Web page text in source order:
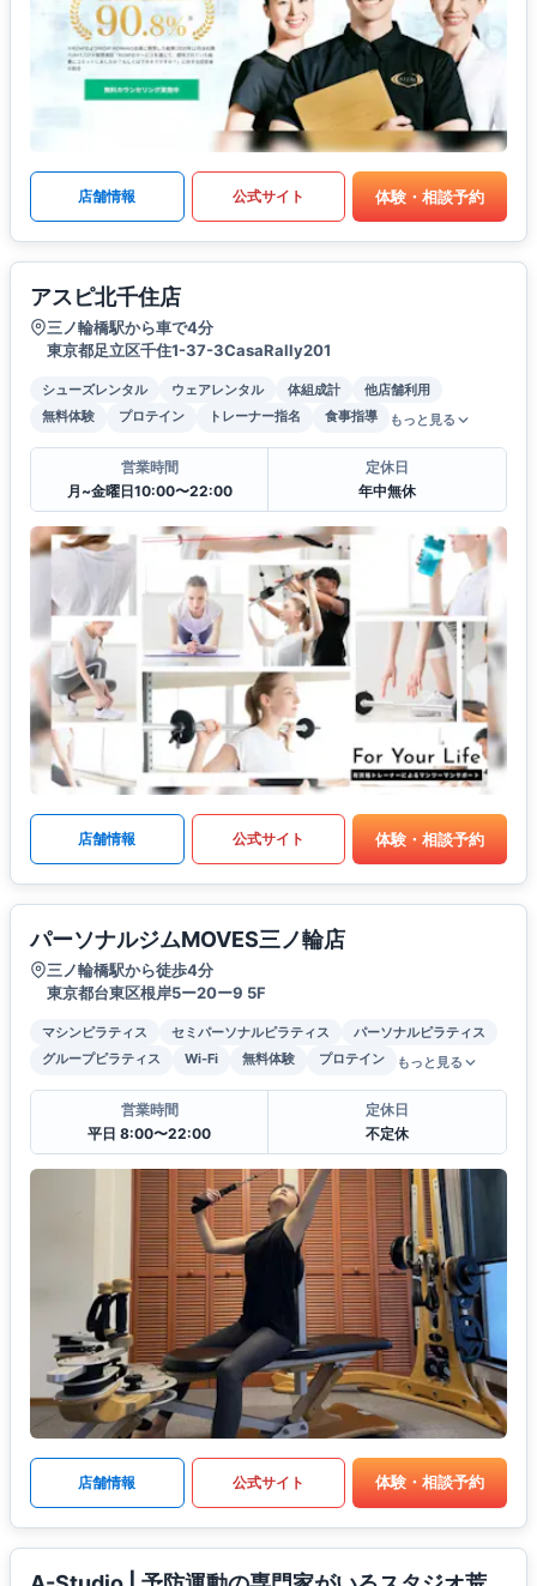
店舗情報 公式サイト 体験・相談予約
アスピ北千住店
三ノ輪橋駅から車で4分
東京都足立区千住1-37-3CasaRally201
シューズレンタル ウェアレンタル 体組成計
他店舗利用
無料体験
プロテイン トレーナー指名 食事指導 もっと見る
営業時間
月~金曜日10:00〜22:00
定休日
年中無休
店舗情報 公式サイト 体験・相談予約
パーソナルジムMOVES三ノ輪店
三ノ輪橋駅から徒歩4分
東京都台東区根岸5ー20ー9 5F
マシンピラティス セミパーソナルピラティス
パーソナルピラティス
グループピラティス
Wi-Fi 無料体験 プロテイン もっと見る
営業時間
平日 8:00〜22:00
定休日
不定休
店舗情報 公式サイト 体験・相談予約